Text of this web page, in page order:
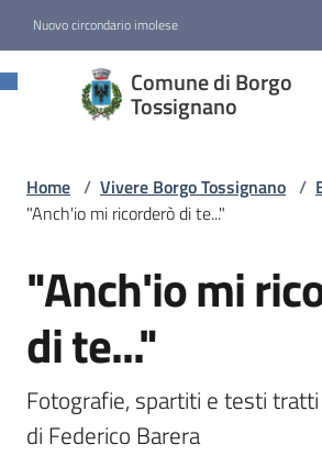
Nuovo circondario imolese
Comune di Borgo
Tossignano
Comune di
Borgo
Novità
Servizi
Vivere
Borgo
Home / Vivere Borgo Tossignano /
"Anch'io mi ricorderò di te..."
Salta al contenuto
"Anch'io mi
di te..."
Fotografie, spartiti e testi
di Federico Barera